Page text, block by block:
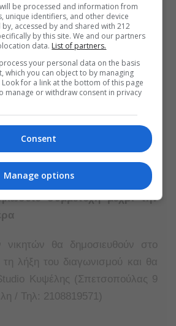
ΠΡΟΣΚΛΗΣΕΙΣ
στο διαγωνισμό πρέπει να
(SHARE) στο άρθρο
το tab ΔΗΛΩΣΤΕ
να συμπληρώσετε τα
συμμετοχή μέχρι την
θα δημοσιευθούν στο
λήξη του διαγωνισμού και θα
Κυψέλης (Σπετσοπούλας 9
/ Τηλ: 2108819571)
be processed and information from
unique identifiers, and other device
accessed by and shared with 212
by this site. We and our partners
data. List of partners.
your personal data on the basis
which you can object to by managing
for a link at the bottom of this page
manage or withdraw consent in privacy
Consent
Manage options